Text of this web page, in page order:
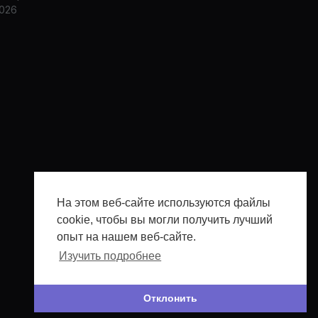
На этом веб-сайте используются файлы
cookie, чтобы вы могли получить лучший
опыт на нашем веб-сайте.
Изучить подробнее
Отклонить